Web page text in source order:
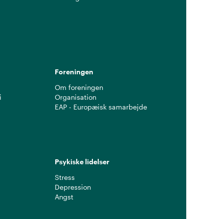
Foreningen
Om foreningen
Organisation
EAP - Europæisk samarbejde
Psykiske lidelser
Stress
Depression
Angst